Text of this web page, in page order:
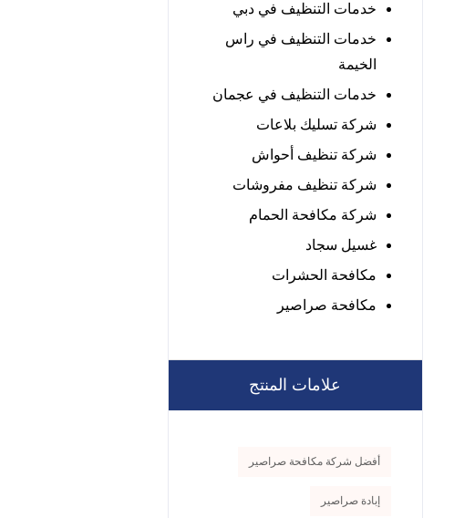
خدمات التنظيف في دبي
خدمات التنظيف في راس
الخيمة
خدمات التنظيف في عجمان
شركة تسليك بلاعات
شركة تنظيف أحواش
شركة تنظيف مفروشات
شركة مكافحة الحمام
غسيل سجاد
مكافحة الحشرات
مكافحة صراصير
علامات المنتج
أفضل شركة مكافحة صراصير
إبادة صراصير